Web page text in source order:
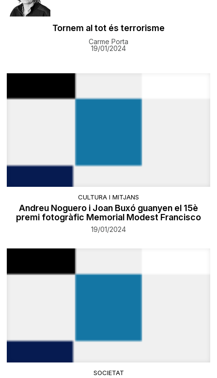
Tornem al tot és terrorisme
Carme Porta
19/01/2024
CULTURA I MITJANS
Andreu Noguero i Joan Buxó guanyen el 15è
premi fotogràfic Memorial Modest Francisco
19/01/2024
SOCIETAT